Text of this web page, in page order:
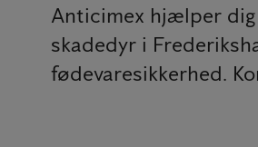
Anticimex hjælper dig
skadedyr i
fødevaresikkerhed.